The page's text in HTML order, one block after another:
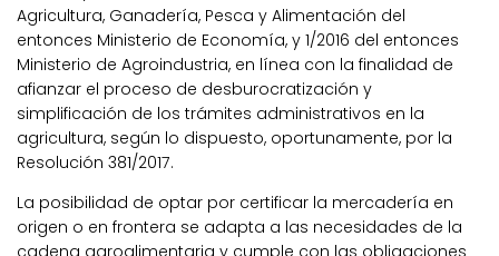
Agricultura, Ganadería, Pesca y Alimentación del
entonces Ministerio de Economía, y 1/2016 del entonces
Ministerio de Agroindustria, en línea con la finalidad de
afianzar el proceso de desburocratización y
simplificación de los trámites administrativos en la
agricultura, según lo dispuesto, oportunamente, por la
Resolución 381/2017.
La posibilidad de optar por certificar la mercadería en
origen o en frontera se adapta a las necesidades de la
cadena agroalimentaria y cumple con las obligaciones